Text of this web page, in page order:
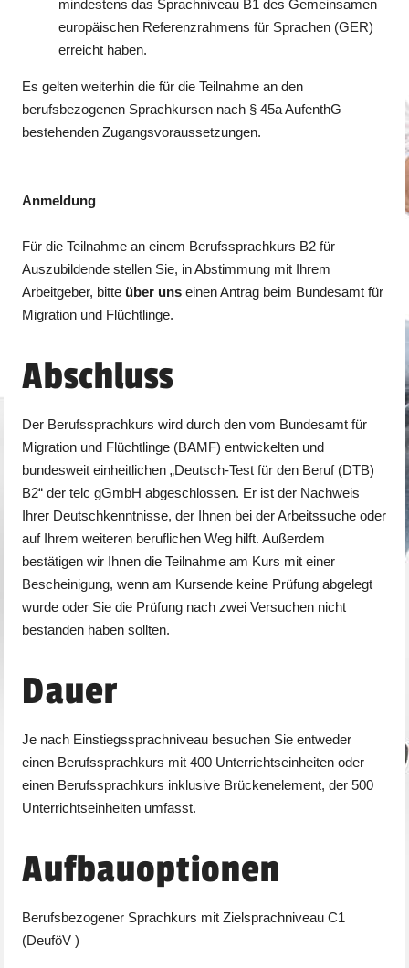
mindestens das Sprachniveau B1 des Gemeinsamen
europäischen Referenzrahmens für Sprachen (GER)
erreicht haben.
Es gelten weiterhin die für die Teilnahme an den
berufsbezogenen Sprachkursen nach § 45a AufenthG
bestehenden Zugangsvoraussetzungen.
Anmeldung
Für die Teilnahme an einem Berufssprachkurs B2 für
Auszubildende stellen Sie, in Abstimmung mit Ihrem
Arbeitgeber, bitte über uns einen Antrag beim Bundesamt für
Migration und Flüchtlinge.
Abschluss
Der Berufssprachkurs wird durch den vom Bundesamt für
Migration und Flüchtlinge (BAMF) entwickelten und
bundesweit einheitlichen „Deutsch-Test für den Beruf (DTB)
B2“ der telc gGmbH abgeschlossen. Er ist der Nachweis
Ihrer Deutschkenntnisse, der Ihnen bei der Arbeitssuche oder
auf Ihrem weiteren beruflichen Weg hilft. Außerdem
bestätigen wir Ihnen die Teilnahme am Kurs mit einer
Bescheinigung, wenn am Kursende keine Prüfung abgelegt
wurde oder Sie die Prüfung nach zwei Versuchen nicht
bestanden haben sollten.
Dauer
Je nach Einstiegssprachniveau besuchen Sie entweder
einen Berufssprachkurs mit 400 Unterrichtseinheiten oder
einen Berufssprachkurs inklusive Brückenelement, der 500
Unterrichtseinheiten umfasst.
Aufbauoptionen
Berufsbezogener Sprachkurs mit Zielsprachniveau C1
(DeuföV )